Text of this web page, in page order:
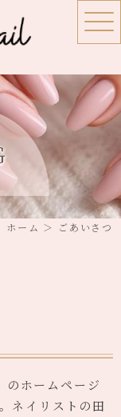
ホーム ＞ ごあいさつ
ホームページ
ネイリストの田